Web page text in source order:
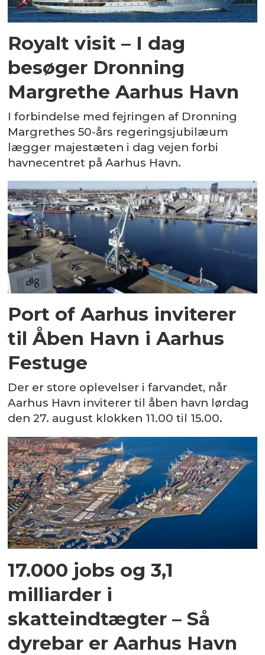
Royalt visit – I dag
besøger Dronning
Margrethe Aarhus Havn
I forbindelse med fejringen af Dronning
Margrethes 50-års regeringsjubilæum
lægger majestæten i dag vejen forbi
havnecentret på Aarhus Havn.
Port of Aarhus inviterer
til Åben Havn i Aarhus
Festuge
Der er store oplevelser i farvandet, når
Aarhus Havn inviterer til åben havn lørdag
den 27. august klokken 11.00 til 15.00.
17.000 jobs og 3,1
milliarder i
skatteindtægter – Så
dyrebar er Aarhus Havn